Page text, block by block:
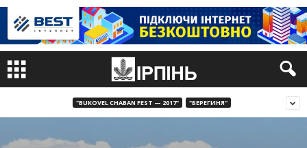
"BUKOVEL CHABAN FEST — 2017" "БЕРЕГИНЯ"